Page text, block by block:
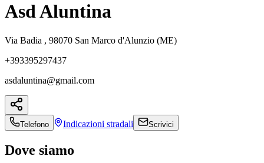
Asd Aluntina
Via Badia , 98070 San Marco d'Alunzio (ME)
+393395297437
asdaluntina@gmail.com
Telefono Indicazioni stradali Scrivici
Dove siamo